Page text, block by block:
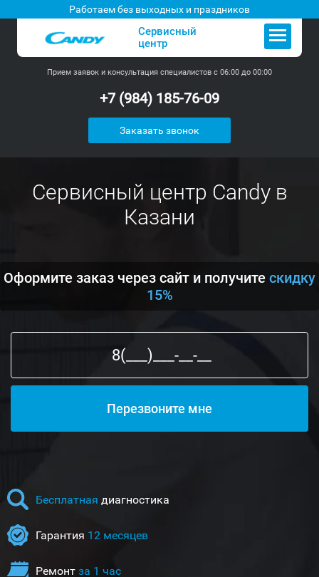
Работаем без выходных и праздников
Сервисный
центр
Прием заявок и консультация специалистов с 06:00 до 00:00
+7 (984) 185-76-09
Заказать звонок
Сервисный центр Candy в
Казани
Оформите заказ через сайт и получите скидку
15%
Бесплатная диагностика
Гарантия 12 месяцев
Ремонт за 1 час